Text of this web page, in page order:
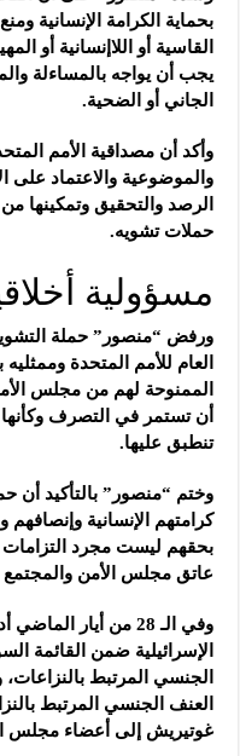
بحماية الكرامة الإنسانية
القاسية أو اللاإنسانية أو
يجب أن يواجه بالمساءلة
الجاني أو الضحية.
وأكد أن مصداقية الأمم
والموضوعية والاعتماد على
الرصد والتحقيق وتمكينها
حملات تشويه.
مسؤولية
ورفض “منصور” حملة
العام للأمم المتحدة
الممنوحة لهم من مجلس
أن تستمر في التصرف وكأنها
تنطبق عليها.
وختم “منصور” بالتأكيد أن
كرامتهم الإنسانية
بحقهم ليست مجرد التزامات
عاتق مجلس الأمن والمجتمع
وفي الـ 28 من أيار
الإسرائيلية ضمن القائمة
الجنسي المرتبط
العنف الجنسي المرتبط
غوتيريش إلى أعضاء مجلس